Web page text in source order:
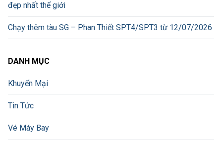
đẹp nhất thế giới
Chạy thêm tàu SG – Phan Thiết SPT4/SPT3 từ 12/07/2026
DANH MỤC
Khuyến Mại
Tin Tức
Vé Máy Bay